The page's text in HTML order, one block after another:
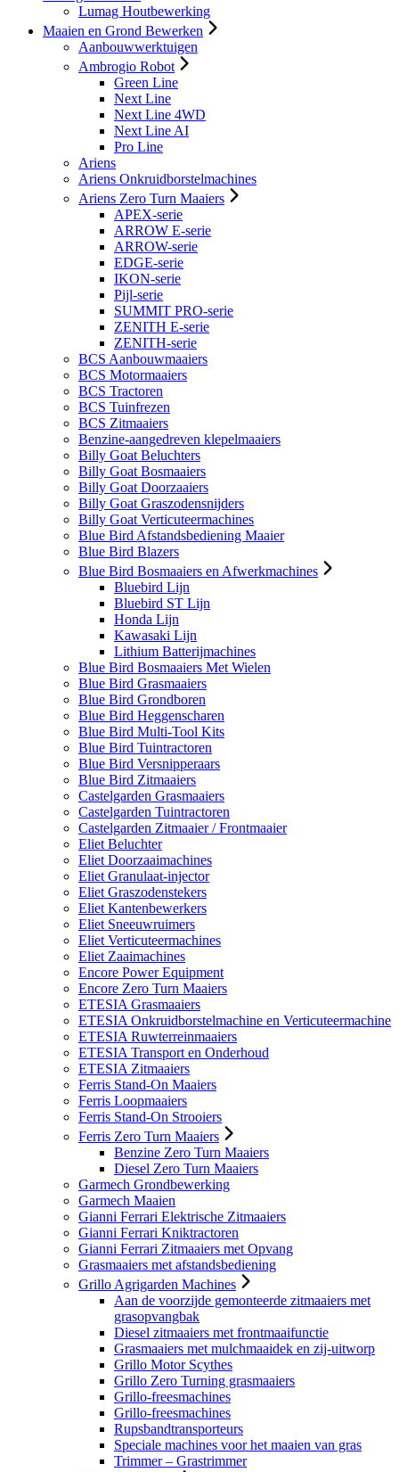
Lumag Houtbewerking
Maaien en Grond Bewerken
Aanbouwwerktuigen
Ambrogio Robot
Green Line
Next Line
Next Line 4WD
Next Line AI
Pro Line
Ariens
Ariens Onkruidborstelmachines
Ariens Zero Turn Maaiers
APEX-serie
ARROW E-serie
ARROW-serie
EDGE-serie
IKON-serie
Pijl-serie
SUMMIT PRO-serie
ZENITH E-serie
ZENITH-serie
BCS Aanbouwmaaiers
BCS Motormaaiers
BCS Tractoren
BCS Tuinfrezen
BCS Zitmaaiers
Benzine-aangedreven klepelmaaiers
Billy Goat Beluchters
Billy Goat Bosmaaiers
Billy Goat Doorzaaiers
Billy Goat Graszodensnijders
Billy Goat Verticuteermachines
Blue Bird Afstandsbediening Maaier
Blue Bird Blazers
Blue Bird Bosmaaiers en Afwerkmachines
Bluebird Lijn
Bluebird ST Lijn
Honda Lijn
Kawasaki Lijn
Lithium Batterijmachines
Blue Bird Bosmaaiers Met Wielen
Blue Bird Grasmaaiers
Blue Bird Grondboren
Blue Bird Heggenscharen
Blue Bird Multi-Tool Kits
Blue Bird Tuintractoren
Blue Bird Versnipperaars
Blue Bird Zitmaaiers
Castelgarden Grasmaaiers
Castelgarden Tuintractoren
Castelgarden Zitmaaier / Frontmaaier
Eliet Beluchter
Eliet Doorzaaimachines
Eliet Granulaat-injector
Eliet Graszodenstekers
Eliet Kantenbewerkers
Eliet Sneeuwruimers
Eliet Verticuteermachines
Eliet Zaaimachines
Encore Power Equipment
Encore Zero Turn Maaiers
ETESIA Grasmaaiers
ETESIA Onkruidborstelmachine en Verticuteermachine
ETESIA Ruwterreinmaaiers
ETESIA Transport en Onderhoud
ETESIA Zitmaaiers
Ferris Stand-On Maaiers
Ferris Loopmaaiers
Ferris Stand-On Strooiers
Ferris Zero Turn Maaiers
Benzine Zero Turn Maaiers
Diesel Zero Turn Maaiers
Garmech Grondbewerking
Garmech Maaien
Gianni Ferrari Elektrische Zitmaaiers
Gianni Ferrari Kniktractoren
Gianni Ferrari Zitmaaiers met Opvang
Grasmaaiers met afstandsbediening
Grillo Agrigarden Machines
Aan de voorzijde gemonteerde zitmaaiers met
grasopvangbak
Diesel zitmaaiers met frontmaaifunctie
Grasmaaiers met mulchmaaidek en zij-uitworp
Grillo Motor Scythes
Grillo Zero Turning grasmaaiers
Grillo-freesmachines
Grillo-freesmachines
Rupsbandtransporteurs
Speciale machines voor het maaien van gras
Trimmer – Grastrimmer